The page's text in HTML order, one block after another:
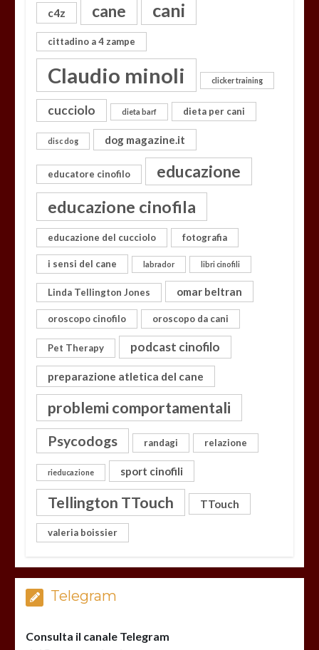
c4z cane cani
cittadino a 4 zampe
Claudio minoli clicker training
cucciolo dieta barf dieta per cani
disc dog dog magazine.it
educatore cinofilo educazione
educazione cinofila
educazione del cucciolo fotografia
i sensi del cane labrador libri cinofili
Linda Tellington Jones omar beltran
oroscopo cinofilo oroscopo da cani
Pet Therapy podcast cinofilo
preparazione atletica del cane
problemi comportamentali
Psycodogs randagi relazione
rieducazione sport cinofili
Tellington TTouch TTouch
valeria boissier
Telegram
Consulta il canale Telegram